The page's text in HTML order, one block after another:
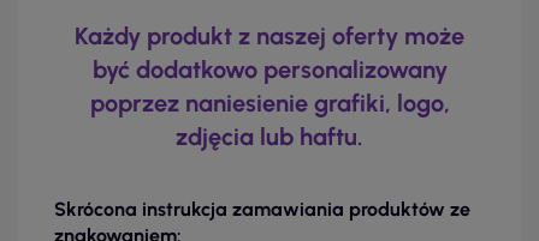
Każdy produkt z naszej oferty może
być dodatkowo personalizowany
poprzez naniesienie grafiki, logo,
zdjęcia lub haftu.
Skrócona instrukcja zamawiania produktów ze
znakowaniem: